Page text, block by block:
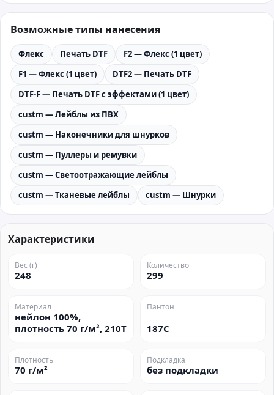
Возможные типы нанесения
Флекс Печать DTF
F2 — Флекс (1 цвет)
F1 — Флекс (1 цвет)
DTF2 — Печать DTF
DTF-F — Печать DTF с эффектами (1 цвет)
custm — Лейблы из ПВХ
custm — Наконечники для шнурков
custm — Пуллеры и ремувки
custm — Светоотражающие лейблы
custm — Тканевые лейблы
custm — Шнурки
Характеристики
Вес (г)
248
Количество
299
Материал
нейлон 100%,
плотность 70 г/м², 210Т
Пантон
187C
Плотность
70 г/м²
Подкладка
без подкладки